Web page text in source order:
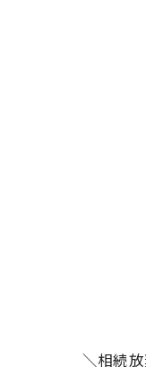
＼相続